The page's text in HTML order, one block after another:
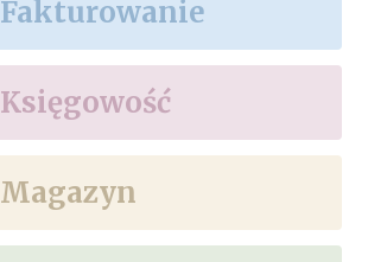
Fakturowanie
Księgowość
Magazyn